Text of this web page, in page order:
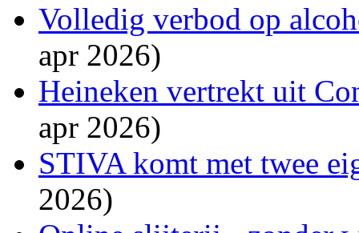
Volledig verbod op
apr 2026)
Heineken vertrekt uit
apr 2026)
STIVA komt met twee
2026)